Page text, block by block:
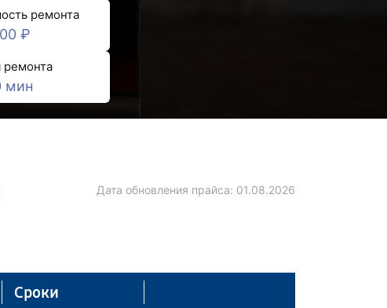
ремонта
₽
мин
Дата обновления прайса: 01.08.2026
Сроки